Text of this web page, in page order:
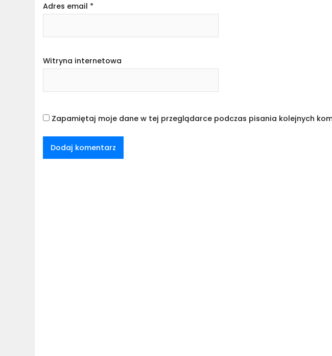
Adres email *
Witryna internetowa
Zapamiętaj moje dane w tej przeglądarce podczas pisania kolejnych